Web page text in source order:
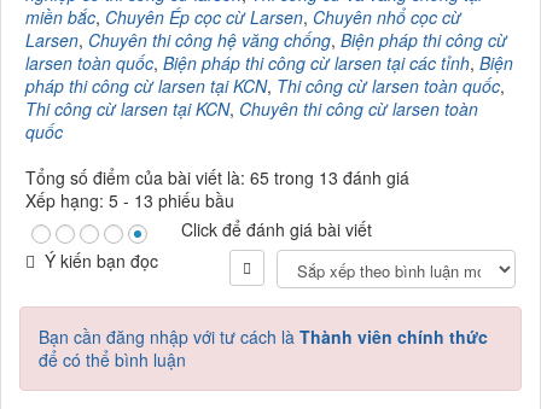
miền bắc, Chuyên Ép cọc cừ Larsen, Chuyên nhổ cọc cừ
Larsen, Chuyên thi công hệ văng chống, Biện pháp thi công cừ
larsen toàn quốc, Biện pháp thi công cừ larsen tại các tỉnh, Biện
pháp thi công cừ larsen tại KCN, Thi công cừ larsen toàn quốc,
Thi công cừ larsen tại KCN, Chuyên thi công cừ larsen toàn
quốc
Tổng số điểm của bài viết là: 65 trong 13 đánh giá
Xếp hạng: 5 - 13 phiếu bầu
Click để đánh giá bài viết
Ý kiến bạn đọc
Bạn cần đăng nhập với tư cách là Thành viên chính thức
để có thể bình luận